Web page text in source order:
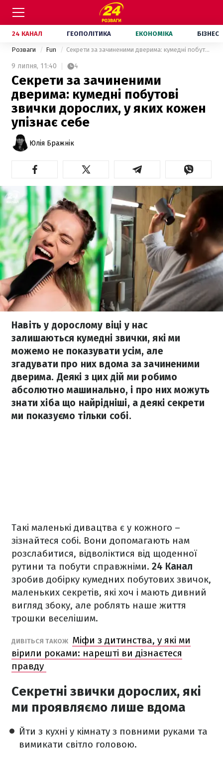
24 КАНАЛ ГЕОПОЛІТИКА ЕКОНОМІКА БІЗНЕС
Розваги Fun Секрети за зачиненими дверима: кумедні побутові звички дорослих, у яких кожен упізнає себе
9 липня, 11:40 4
Секрети за зачиненими
дверима: кумедні побутові
звички дорослих, у яких кожен
упізнає себе
Юлія Бражнік
Навіть у дорослому віці у нас
залишаються кумедні звички, які ми
можемо не показувати усім, але
згадувати про них вдома за зачиненими
дверима. Деякі з цих дій ми робимо
абсолютно машинально, і про них можуть
знати хіба що найрідніші, а деякі секрети
ми показуємо тільки собі.
Такі маленькі дивацтва є у кожного –
зізнайтеся собі. Вони допомагають нам
розслабитися, відволіктися від щоденної
рутини та побути справжніми. 24 Канал
зробив добірку кумедних побутових звичок,
маленьких секретів, які хоч і мають дивний
вигляд збоку, але роблять наше життя
трошки веселішим.
ДИВІТЬСЯ ТАКОЖ Міфи з дитинства, у які ми
вірили роками: нарешті ви дізнаєтеся
правду
Секретні звички дорослих, які
ми проявляємо лише вдома
Йти з кухні у кімнату з повними руками та
вимикати світло головою.